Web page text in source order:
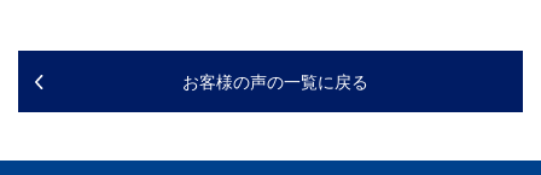
お客様の声の一覧に戻る